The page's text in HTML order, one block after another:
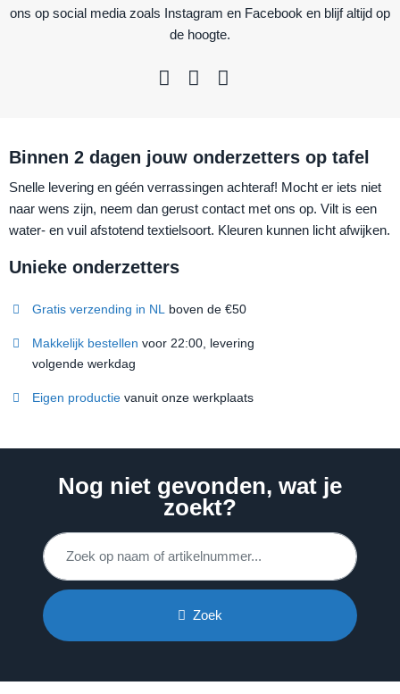
ons op social media zoals Instagram en Facebook en blijf altijd op
de hoogte.
Binnen 2 dagen jouw onderzetters op tafel
Snelle levering en géén verrassingen achteraf! Mocht er iets niet
naar wens zijn, neem dan gerust contact met ons op. Vilt is een
water- en vuil afstotend textielsoort. Kleuren kunnen licht afwijken.
Unieke onderzetters
Gratis verzending in NL boven de €50
Makkelijk bestellen voor 22:00, levering
volgende werkdag
Eigen productie vanuit onze werkplaats
Nog niet gevonden, wat je
zoekt?
Zoek